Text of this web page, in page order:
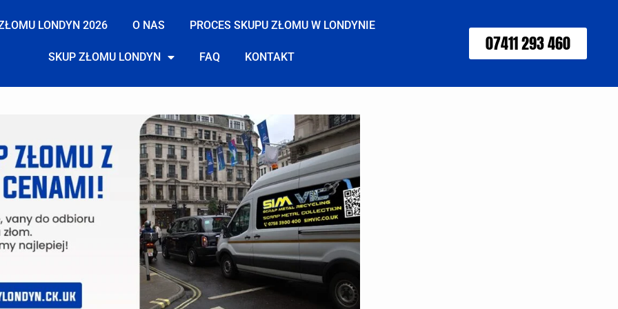
LONDYN 2026 O NAS PROCES SKUPU ZŁOMU W LONDYNIE
SKUP ZŁOMU LONDYN FAQ KONTAKT
07411 293 460